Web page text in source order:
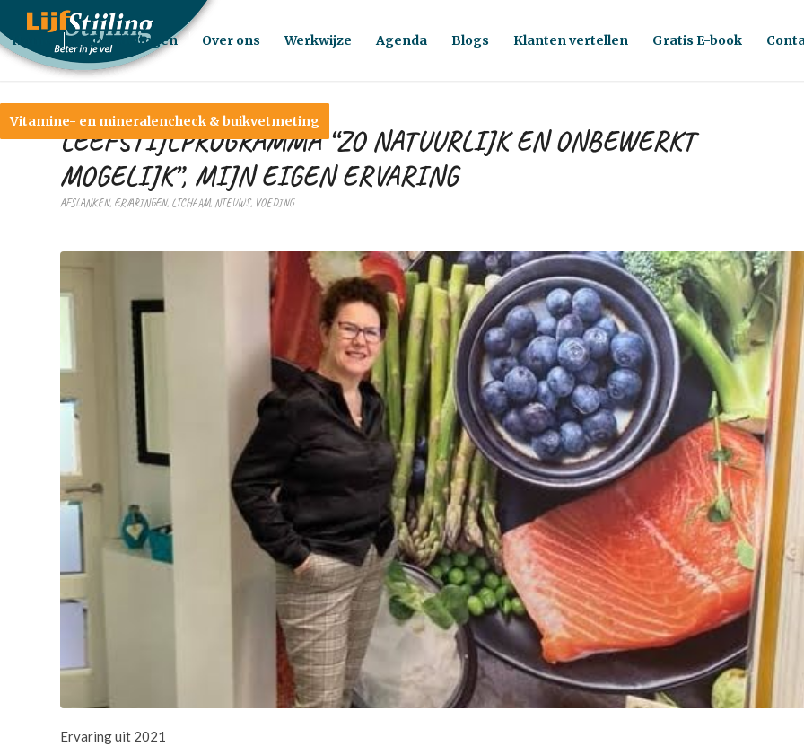
Home Behandelingen Over ons Werkwijze Agenda Blogs Klanten vertellen Gratis E-book
Vitamine- en mineralencheck & buikvetmeting
LEEFSTIJLPROGRAMMA “ZO NATUURLIJK EN ONBEWERKT
MOGELIJK”, MIJN EIGEN ERVARING
AFSLANKEN, ERVARINGEN, LICHAAM, NIEUWS, VOEDING
Ervaring uit 2021